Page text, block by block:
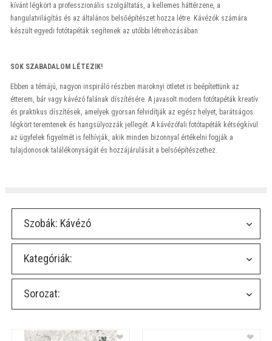
kívánt légkört a professzionális szolgáltatás, a kellemes háttérzene, a
hangulatvilágítás és az általános belsőépítészet hozza létre. Kávézók számára
készült egyedi fotótapéták segítenek az utóbbi létrehozásában.
SOK SZABADALOM LÉTEZIK!
Ebben a témájú, nagyon inspiráló részben maroknyi ötletet is beépítettünk az
étterem, bár vagy kávézó falának díszítésére. A javasolt modern fotótapéták kreatív
és praktikus díszítések, amelyek gyorsan felvidítják az egész helyet, barátságos
légkört teremtenek és hangsúlyozzák jellegét. A kávézófali fotótapéták kétségkívül
az ügyfelek figyelmét is felhívják, akik minden bizonnyal értékelni fogják a
tulajdonosok találékonyságát és hozzájárulását a belsőépítészethez.
Szobák: Kávézó
Kategóriák:
Sorozat:
❤ ❤